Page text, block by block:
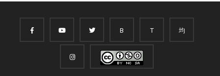
B T 均